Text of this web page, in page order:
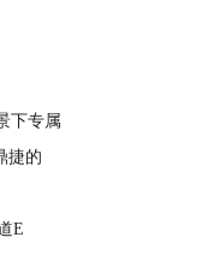
下专属
捷的
E